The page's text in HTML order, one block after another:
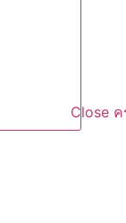
Close